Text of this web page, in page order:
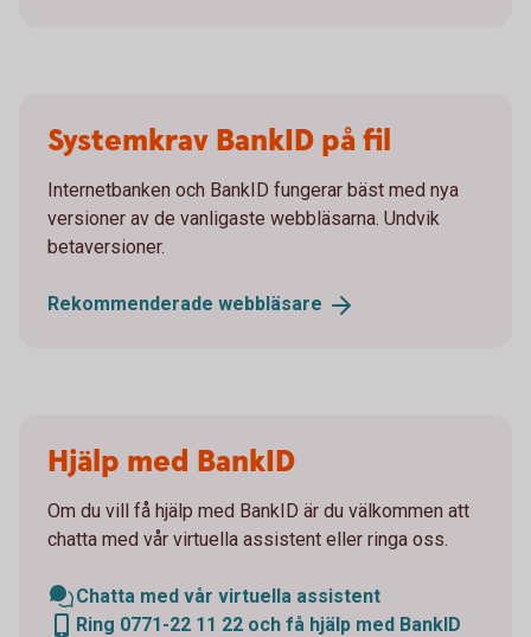
Systemkrav BankID på fil
Internetbanken och BankID fungerar bäst med nya
versioner av de vanligaste webbläsarna. Undvik
betaversioner.
Rekommenderade webbläsare
Hjälp med BankID
Om du vill få hjälp med BankID är du välkommen att
chatta med vår virtuella assistent eller ringa oss.
Chatta med vår virtuella assistent
Ring 0771-22 11 22 och få hjälp med BankID